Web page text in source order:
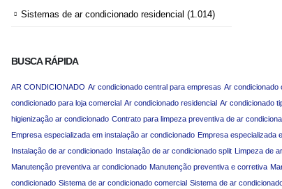
Sistemas de ar condicionado residencial (1.014)
BUSCA RÁPIDA
AR CONDICIONADO Ar condicionado central para empresas Ar condicionado
condicionado para loja comercial Ar condicionado residencial Ar condicionado
higienização ar condicionado Contrato para limpeza preventiva de ar
Empresa especializada em instalação ar condicionado Empresa especializada
Instalação de ar condicionado Instalação de ar condicionado split Limpeza de
Manutenção preventiva ar condicionado Manutenção preventiva e corretiva
condicionado Sistema de ar condicionado comercial Sistema de ar